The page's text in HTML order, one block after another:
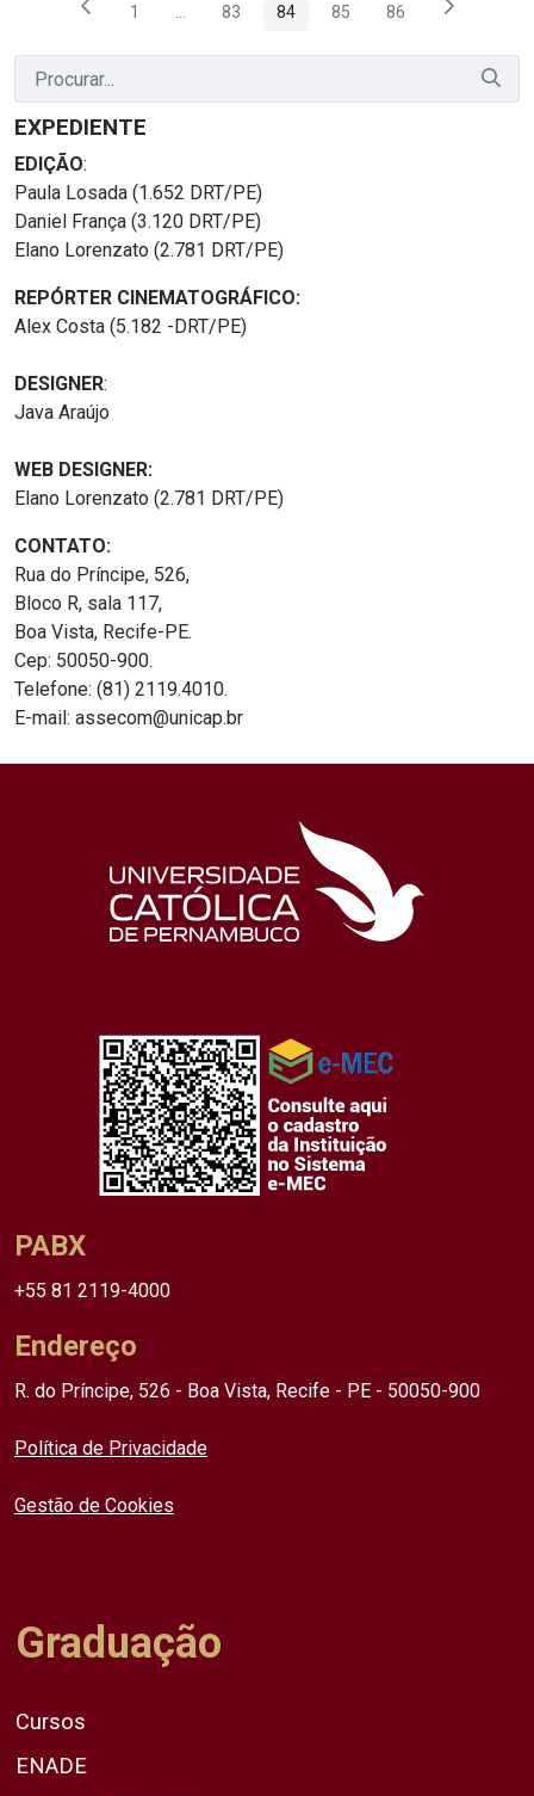
Página
1 Páginas intermediárias Usar ABA para
Página
83 Página
84 Página
85 Página
86
EXPEDIENTE
EDIÇÃO:
Paula Losada (1.652 DRT/PE)
Daniel França (3.120 DRT/PE)
Elano Lorenzato (2.781 DRT/PE)
REPÓRTER CINEMATOGRÁFICO:
Alex Costa (5.182 -DRT/PE)
DESIGNER:
Java Araújo
WEB DESIGNER:
Elano Lorenzato (2.781 DRT/PE)
CONTATO:
Rua do Príncipe, 526,
Bloco R, sala 117,
Boa Vista, Recife-PE.
Cep: 50050-900.
Telefone: (81) 2119.4010.
E-mail: assecom@unicap.br
PABX
+55 81 2119-4000
Endereço
R. do Príncipe, 526 - Boa Vista, Recife - PE - 50050-900
Política de Privacidade
Gestão de Cookies
Graduação
Cursos
ENADE